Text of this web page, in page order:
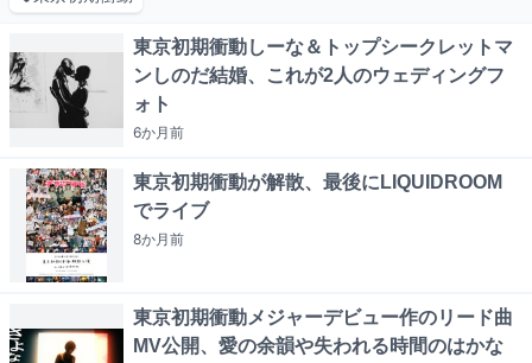
東京初期衝動しーな＆トップシークレットマ
ンしのだ結婚、これが2人のウェディングフ
ォト
6か月前
東京初期衝動が解散、最後にLIQUIDROOM
でライブ
8か月前
東京初期衝動メジャーデビュー作のリード曲
MV公開、愛の余韻や失われる時間のはかな